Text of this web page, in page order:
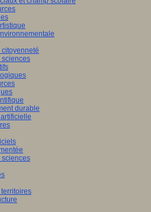
citoyenneté
sciences
durable
sciences